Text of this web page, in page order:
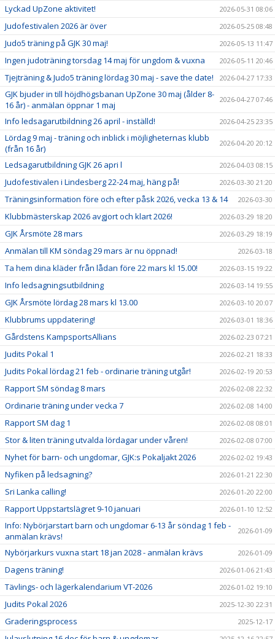
Lyckad UpZone aktivitet! 2026-05-31 08:06
Judofestivalen 2026 är över 2026-05-25 08:48
Judo5 träning på GJK 30 maj! 2026-05-13 11:47
Ingen judoträning torsdag 14 maj för ungdom & vuxna 2026-05-11 20:46
Tjejträning & Judo5 träning lördag 30 maj - save the date! 2026-04-27 17:33
GJK bjuder in till höjdhögsbanan UpZone 30 maj (ålder 8-
16 år) - anmälan öppnar 1 maj
2026-04-27 07:46
Info ledsagarutbildning 26 april - inställd! 2026-04-25 23:35
Lördag 9 maj - träning och inblick i möjligheternas klubb
(från 16 år)
2026-04-20 20:12
Ledsagarutbildning GJK 26 apri l 2026-04-03 08:15
Judofestivalen i Lindesberg 22-24 maj, häng på! 2026-03-30 21:20
Träningsinformation före och efter påsk 2026, vecka 13 & 14 2026-03-30
Klubbmästerskap 2026 avgjort och klart 2026! 2026-03-29 18:20
GJK Årsmöte 28 mars 2026-03-29 18:19
Anmälan till KM söndag 29 mars är nu öppnad! 2026-03-18
Ta hem dina kläder från lådan före 22 mars kl 15.00! 2026-03-15 19:22
Info ledsagningsutbildning 2026-03-14 19:55
GJK Årsmöte lördag 28 mars kl 13.00 2026-03-10 20:07
Klubbrums uppdatering! 2026-03-01 18:36
Gårdstens KampsportsAllians 2026-02-23 07:21
Judits Pokal 1 2026-02-21 18:33
Judits Pokal lördag 21 feb - ordinarie träning utgår! 2026-02-19 20:53
Rapport SM söndag 8 mars 2026-02-08 22:32
Ordinarie träning under vecka 7 2026-02-08 14:00
Rapport SM dag 1 2026-02-08 08:01
Stor & liten träning utvalda lördagar under våren! 2026-02-08 07:00
Nyhet för barn- och ungdomar, GJK:s Pokaljakt 2026 2026-02-02 19:43
Nyfiken på ledsagning? 2026-01-21 22:30
Sri Lanka calling! 2026-01-20 22:00
Rapport Uppstartslägret 9-10 januari 2026-01-10 12:52
Info: Nybörjarstart barn och ungdomar 6-13 år söndag 1 feb -
anmälan krävs!
2026-01-09
Nybörjarkurs vuxna start 18 jan 2028 - anmälan krävs 2026-01-09
Dagens träning! 2026-01-06 21:43
Tävlings- och lägerkalendarium VT-2026 2026-01-02 19:10
Judits Pokal 2026 2025-12-30 22:31
Graderingsprocess 2025-12-17